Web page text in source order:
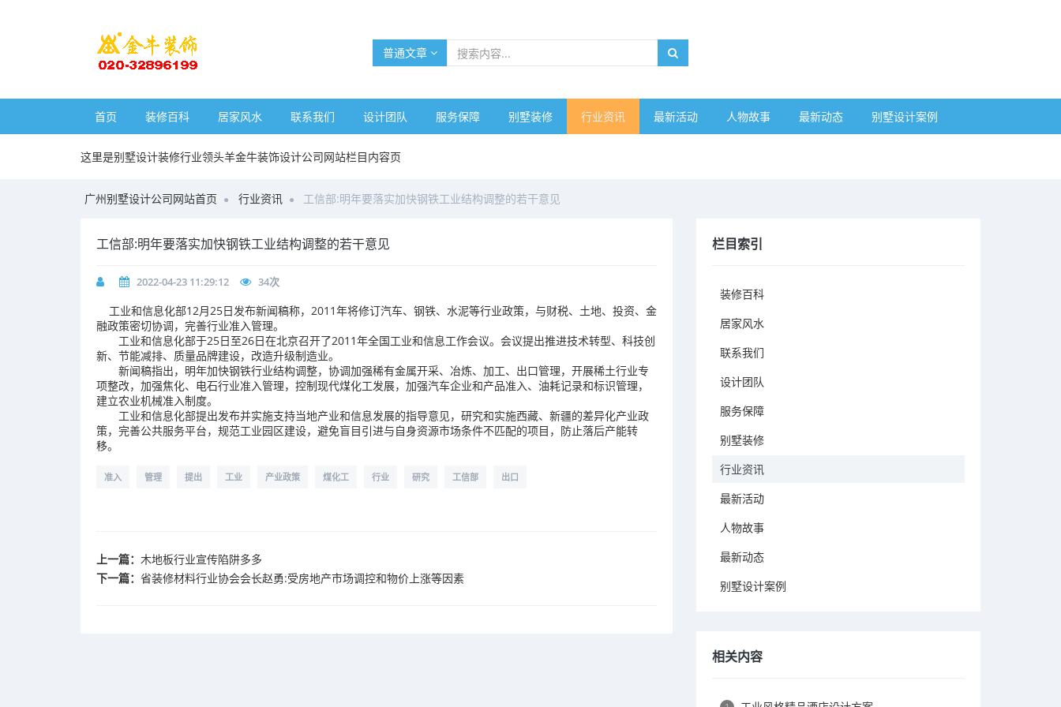
普通文章
首页 装修百科 居家风水 联系我们 设计团队 服务保障 别墅装修 行业资讯 最新活动 人物故事 最新动态 别墅设计案例
这里是别墅设计装修行业领头羊金牛装饰设计公司网站栏目内容页
广州别墅设计公司网站首页 行业资讯 工信部:明年要落实加快钢铁工业结构调整的若干意见
工信部:明年要落实加快钢铁工业结构调整的若干意见
2022-04-23 11:29:12 34次
工业和信息化部12月25日发布新闻稿称，2011年将修订汽车、钢铁、水泥等行业政策，与财税、土地、投资、金
融政策密切协调，完善行业准入管理。
工业和信息化部于25日至26日在北京召开了2011年全国工业和信息工作会议。会议提出推进技术转型、科技创
新、节能减排、质量品牌建设，改造升级制造业。
新闻稿指出，明年加快钢铁行业结构调整，协调加强稀有金属开采、冶炼、加工、出口管理，开展稀土行业专
项整改，加强焦化、电石行业准入管理，控制现代煤化工发展，加强汽车企业和产品准入、油耗记录和标识管理，
建立农业机械准入制度。
工业和信息化部提出发布并实施支持当地产业和信息发展的指导意见，研究和实施西藏、新疆的差异化产业政
策，完善公共服务平台，规范工业园区建设，避免盲目引进与自身资源市场条件不匹配的项目，防止落后产能转
移。
准入 管理 提出 工业 产业政策 煤化工 行业 研究 工信部 出口
上一篇： 木地板行业宣传陷阱多多
下一篇： 省装修材料行业协会会长赵勇:受房地产市场调控和物价上涨等因素
栏目索引
装修百科
居家风水
联系我们
设计团队
服务保障
别墅装修
行业资讯
最新活动
人物故事
最新动态
别墅设计案例
相关内容